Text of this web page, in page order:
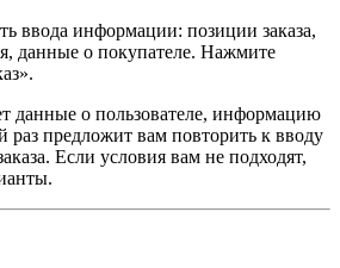
ввода информации: позиции заказа,
данные о покупателе. Нажмите
данные о пользователе, информацию
раз предложит вам повторить к вводу
Если условия вам не подходят,